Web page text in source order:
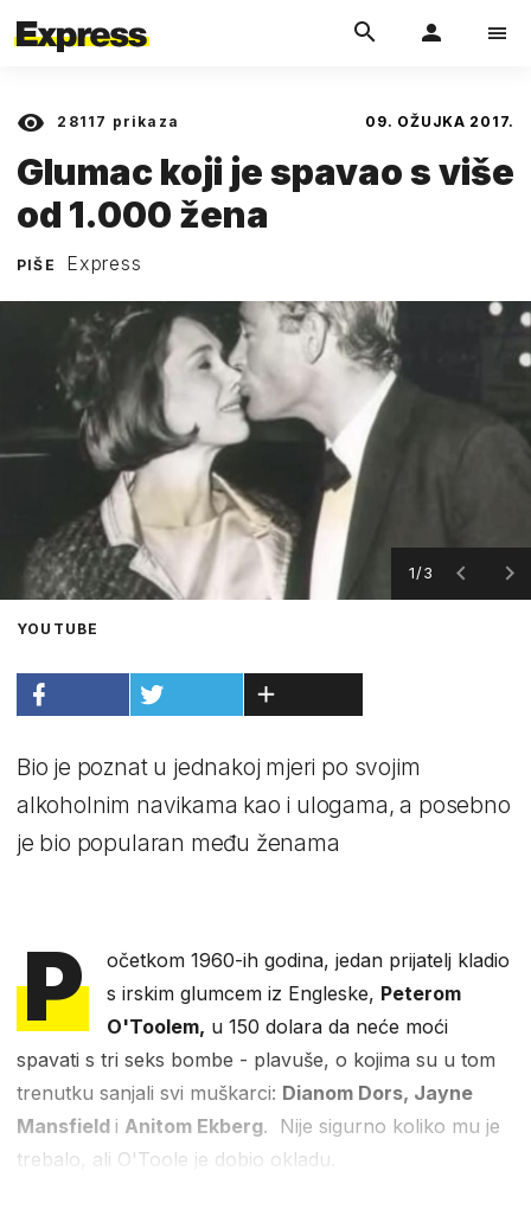
28117 prikaza 09. OŽUJKA 2017.
Glumac koji je spavao s više
od 1.000 žena
PIŠE Express
1/3
YOUTUBE
Bio je poznat u jednakoj mjeri po svojim
alkoholnim navikama kao i ulogama, a posebno
je bio popularan među ženama
P
očetkom 1960-ih godina, jedan prijatelj kladio
s irskim glumcem iz Engleske, Peterom
O'Toolem, u 150 dolara da neće moći
spavati s tri seks bombe - plavuše, o kojima su u tom
trenutku sanjali svi muškarci: Dianom Dors, Jayne
Mansfield i Anitom Ekberg. Nije sigurno koliko mu je
trebalo, ali O'Toole je dobio okladu.